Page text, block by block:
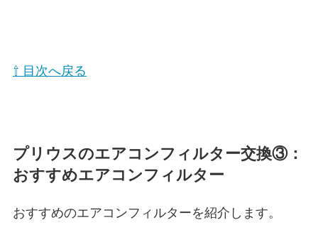
⇧ 目次へ戻る
プリウスのエアコンフィルター交換③：
おすすめエアコンフィルター
おすすめのエアコンフィルターを紹介します。